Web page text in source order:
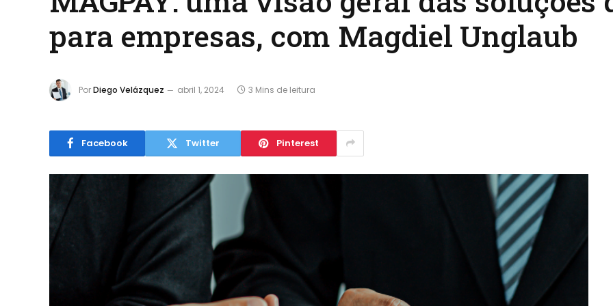
para empresas, com Magdiel Unglaub
PorDiego Velázquez abril 1, 2024 3 Mins de leitura
Facebook Twitter Pinterest